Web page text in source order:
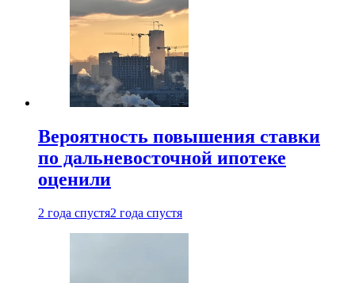
Вероятность повышения ставки
по дальневосточной ипотеке
оценили
2 года спустя2 года спустя